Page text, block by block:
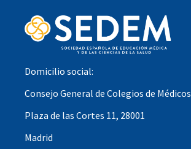
Domicilio social:
Consejo General de Colegios de Médicos
Plaza de las Cortes 11, 28001
Madrid